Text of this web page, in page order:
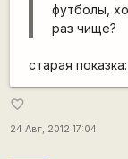
футболы,
раз чище?
старая
favorite_border
24 Авг, 2012 17:04